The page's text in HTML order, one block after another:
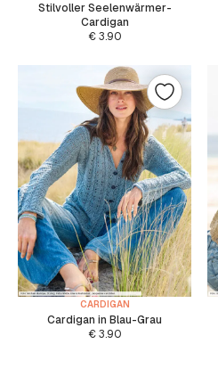
Stilvoller Seelenwärmer-
Cardigan
€3.90
CARDIGAN
Cardigan in Blau-Grau
€3.90